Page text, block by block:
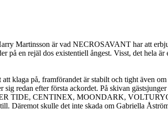
Martinsson är vad NECROSAVANT har att
på en rejäl dos existentiell ångest. Visst, det hela
klaga på, framförandet är stabilt och tight även
sig redan efter första ackordet. På skivan
TIDE, CENTINEX, MOONDARK,
Däremot skulle det inte skada om Gabriella